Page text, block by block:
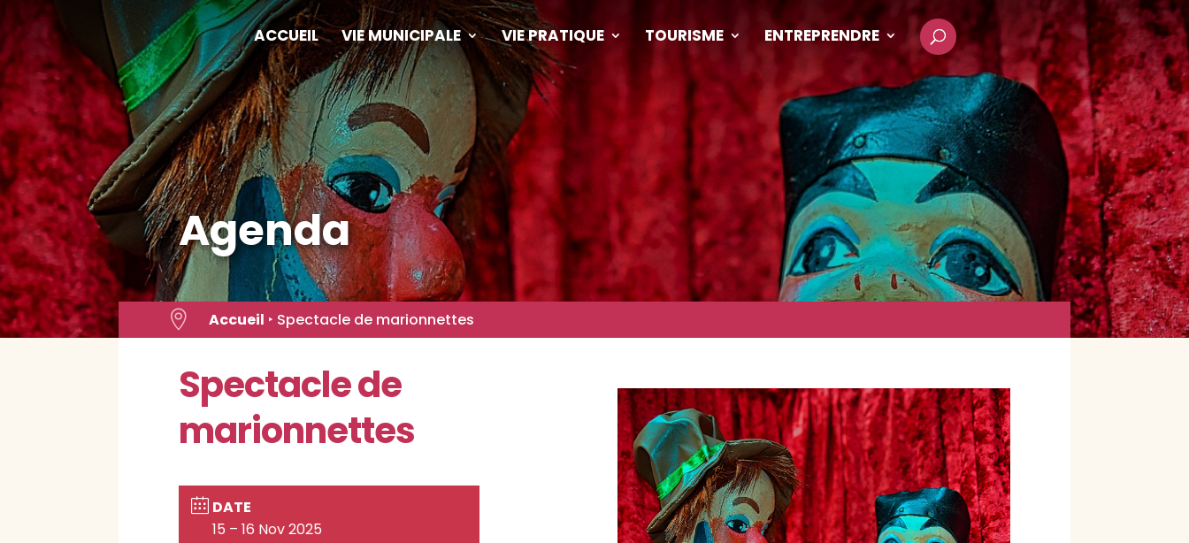
content
ACCUEIL VIE MUNICIPALE VIE PRATIQUE TOURISME ENTREPRENDRE
Agenda
 Accueil ‣ Spectacle de marionnettes
Spectacle de
marionnettes
DATE
15 – 16 Nov 2025